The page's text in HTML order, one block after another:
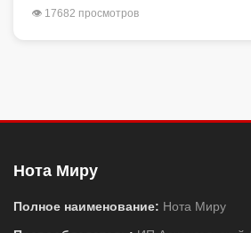
👁 17682 просмотров
Нота Миру
Полное наименование: Нота Миру